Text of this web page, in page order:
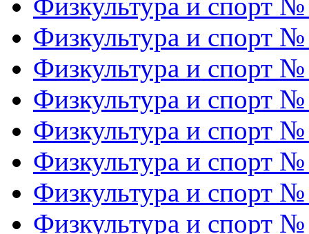
Физкультура и спорт
Физкультура и спорт
Физкультура и спорт
Физкультура и спорт
Физкультура и спорт
Физкультура и спорт
Физкультура и спорт
Физкультура и спорт